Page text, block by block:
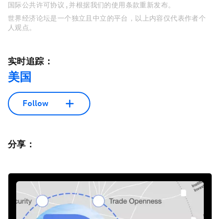
国际公共许可协议 , 并根据我们的使用条款重新发布。
世界经济论坛是一个独立且中立的平台，以上内容仅代表作者个
人观点。
实时追踪：
美国
Follow
分享：